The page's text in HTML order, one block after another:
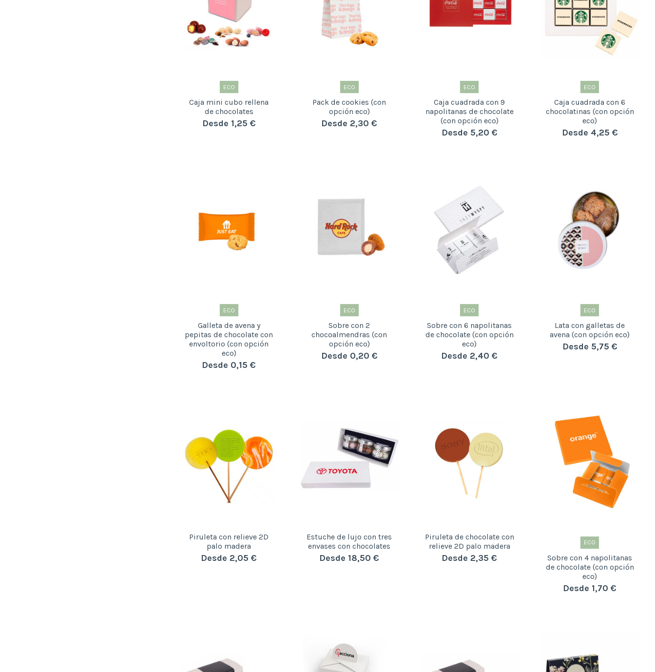
ECO
Caja mini cubo rellena
de chocolates
Desde 1,25 €
ECO
Pack de cookies (con
opción eco)
Desde 2,30 €
ECO
Caja cuadrada con 9
napolitanas de chocolate
(con opción eco)
Desde 5,20 €
ECO
Caja cuadrada con 6
chocolatinas (con opción
eco)
Desde 4,25 €
ECO
Galleta de avena y
pepitas de chocolate con
envoltorio (con opción
eco)
Desde 0,15 €
ECO
Sobre con 2
chocoalmendras (con
opción eco)
Desde 0,20 €
ECO
Sobre con 6 napolitanas
de chocolate (con opción
eco)
Desde 2,40 €
ECO
Lata con galletas de
avena (con opción eco)
Desde 5,75 €
Piruleta con relieve 2D
palo madera
Desde 2,05 €
Estuche de lujo con tres
envases con chocolates
Desde 18,50 €
Piruleta de chocolate con
relieve 2D palo madera
Desde 2,35 €
ECO
Sobre con 4 napolitanas
de chocolate (con opción
eco)
Desde 1,70 €